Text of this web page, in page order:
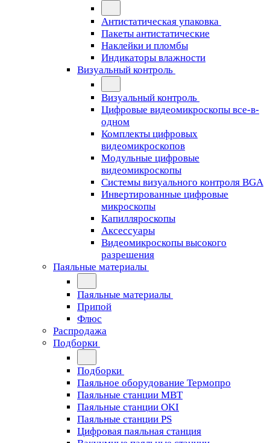
Антистатическая упаковка
Пакеты антистатические
Наклейки и пломбы
Индикаторы влажности
Визуальный контроль
Визуальный контроль
Цифровые видеомикроскопы все-в-
одном
Комплекты цифровых
видеомикроскопов
Модульные цифровые
видеомикроскопы
Cистемы визуального контроля BGA
Инвертированные цифровые
микроскопы
Капилляроскопы
Аксессуары
Видеомикроскопы высокого
разрешения
Паяльные материалы
Паяльные материалы
Припой
Флюс
Распродажа
Подборки
Подборки
Паяльное оборудование Термопро
Паяльные станции MBT
Паяльные станции OKI
Паяльные станции PS
Цифровая паяльная станция